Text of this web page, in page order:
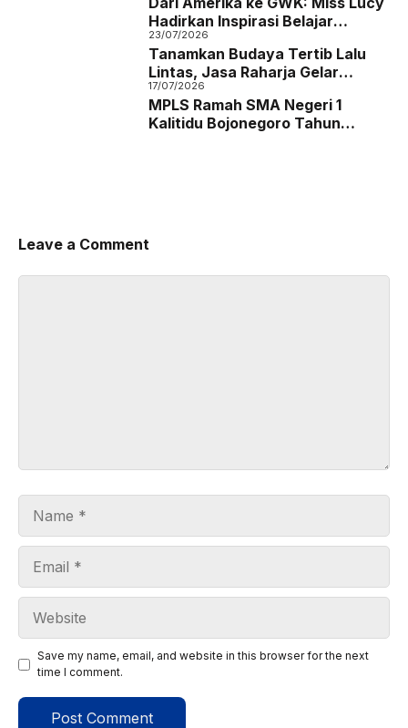
ke SMA Negeri 1 Kalitidu
Bojonegoro
Hadirkan Inspirasi Belajar
Bahasa Inggris bagi Siswa SMA
Negeri 1 Kalitidu
23/07/2026
Tanamkan Budaya Tertib Lalu
Lintas, Jasa Raharja Gelar
Sosialisasi Keselamatan
Berkendara di SMAN 1 Kalitidu
Bojonegoro
17/07/2026
MPLS Ramah SMA Negeri 1
Kalitidu Bojonegoro Tahun
Leave a Comment
Save my name, email, and website in this browser for the next
time I comment.